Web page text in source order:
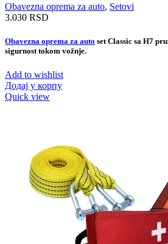
Obavezna oprema za auto, Setovi
3.030 RSD
Obavezna oprema za auto set Classic sa H7
sigurnost tokom vožnje.
Add to wishlist
Додај у корпу
Quick view